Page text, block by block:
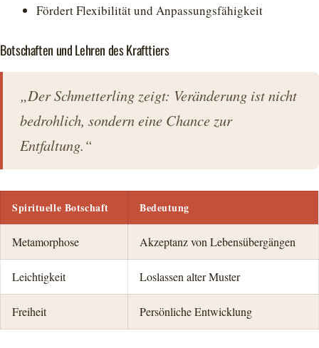
Fördert Flexibilität und Anpassungsfähigkeit
Botschaften und Lehren des Krafttiers
„Der Schmetterling zeigt: Veränderung ist nicht
bedrohlich, sondern eine Chance zur
Entfaltung.“
Spirituelle Botschaft Bedeutung
Metamorphose Akzeptanz von Lebensübergängen
Leichtigkeit Loslassen alter Muster
Freiheit Persönliche Entwicklung